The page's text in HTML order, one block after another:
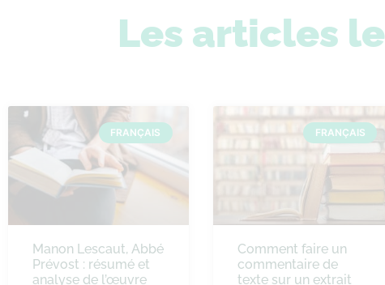
Les articles
FRANÇAIS
Manon Lescaut, Abbé
Prévost : résumé et
analyse de l’œuvre
FRANÇAIS
Comment faire un
commentaire de
texte sur un extrait